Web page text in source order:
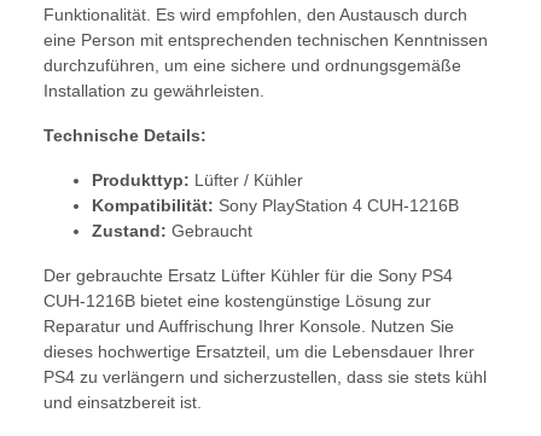
Funktionalität. Es wird empfohlen, den Austausch durch
eine Person mit entsprechenden technischen Kenntnissen
durchzuführen, um eine sichere und ordnungsgemäße
Installation zu gewährleisten.
Technische Details:
Produkttyp: Lüfter / Kühler
Kompatibilität: Sony PlayStation 4 CUH-1216B
Zustand: Gebraucht
Der gebrauchte Ersatz Lüfter Kühler für die Sony PS4
CUH-1216B bietet eine kostengünstige Lösung zur
Reparatur und Auffrischung Ihrer Konsole. Nutzen Sie
dieses hochwertige Ersatzteil, um die Lebensdauer Ihrer
PS4 zu verlängern und sicherzustellen, dass sie stets kühl
und einsatzbereit ist.